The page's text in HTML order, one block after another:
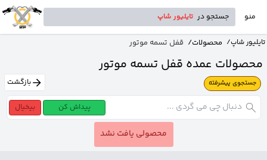
منو جستجو در تایلیور شاپ
تایلیور شاپ/ محصولات/ قفل تسمه موتور
محصولات عمده قفل تسمه موتور
جستجوی پیشرفته بازگشت
پیداش کن بیخیال
محصولی یافت نشد